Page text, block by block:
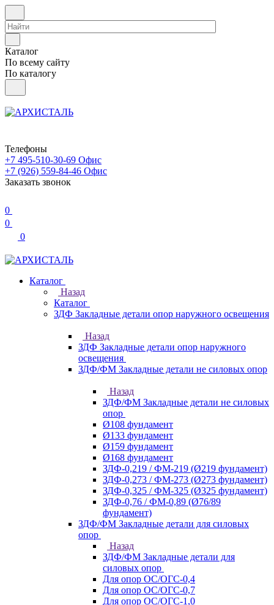
Каталог
По всему сайту
По каталогу
Телефоны
+7 495-510-30-69 Офис
+7 (926) 559-84-46 Офис
Заказать звонок
0
0
0
Каталог
Назад
Каталог
ЗДФ Закладные детали опор наружного освещения
Назад
ЗДФ Закладные детали опор наружного
освещения
ЗДФ/ФМ Закладные детали не силовых опор
Назад
ЗДФ/ФМ Закладные детали не силовых
опор
Ø108 фундамент
Ø133 фундамент
Ø159 фундамент
Ø168 фундамент
ЗДФ-0,219 / ФМ-219 (Ø219 фундамент)
ЗДФ-0,273 / ФМ-273 (Ø273 фундамент)
ЗДФ-0,325 / ФМ-325 (Ø325 фундамент)
ЗДФ-0,76 / ФМ-0,89 (Ø76/89
фундамент)
ЗДФ/ФМ Закладные детали для силовых
опор
Назад
ЗДФ/ФМ Закладные детали для
силовых опор
Для опор ОС/ОГС-0,4
Для опор ОС/ОГС-0,7
Для опор ОС/ОГС-1,0